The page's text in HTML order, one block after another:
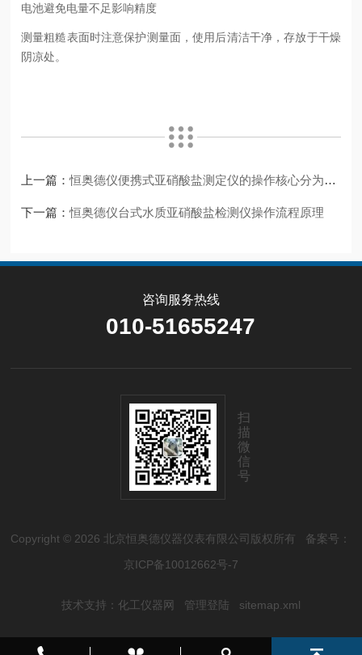
电池避免电量不足影响精度
测量粗糙表面时注意保护测量面，使用后清洁干净，存放于干燥
阴凉处。
上一篇：恒奥德仪便携式亚硝酸盐测定仪的操作核心分为六大标准步骤
下一篇：恒奥德仪台式水质亚硝酸盐检测仪操作流程原理
咨询服务热线
010-51655247
扫
描
微
信
号
Copyright © 2026 北京恒奥德仪器仪表有限公司版权所有 备案号：
京ICP备10012662号-7
技术支持： 化工仪器网 管理登陆 sitemap.xml